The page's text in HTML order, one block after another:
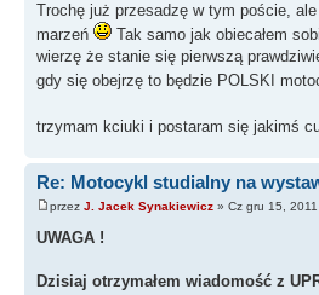
Trochę już przesadzę w tym poście,
marzeń
Tak samo jak obiecałem
wierzę że stanie się pierwszą
gdy się obejrzę to będzie POLSKI
trzymam kciuki i postaram się jakimś
Re: Motocykl studialny na
przez J. Jacek Synakiewicz » Cz gru 15,
UWAGA !
Dzisiaj otrzymałem wiadomość z